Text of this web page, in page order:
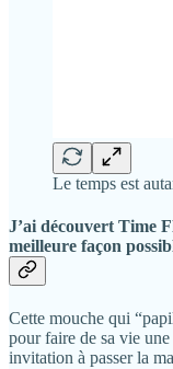
Le temps est
J’ai découvert Time
meilleure façon
Cette mouche qui
pour faire de sa vie
invitation à passer la